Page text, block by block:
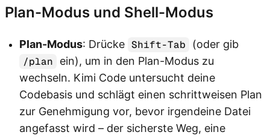
Plan-Modus und Shell-Modus
Plan-Modus: Drücke Shift-Tab
(oder gib
/plan
ein), um in den Plan-Modus zu
wechseln. Kimi Code untersucht deine
Codebasis und schlägt einen schrittweisen Plan
zur Genehmigung vor, bevor irgendeine Datei
angefasst wird – der sicherste Weg, eine